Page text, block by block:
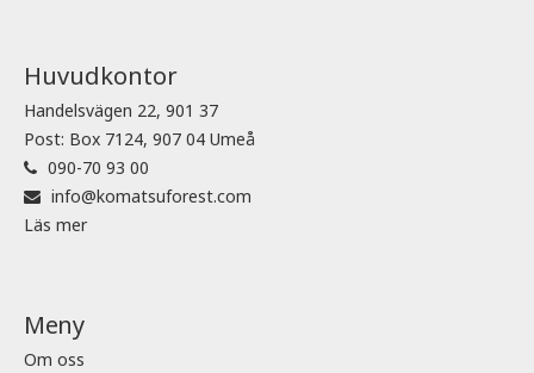
Huvudkontor
Handelsvägen 22, 901 37
Post: Box 7124, 907 04 Umeå
090-70 93 00
info@komatsuforest.com
Läs mer
Meny
Om oss